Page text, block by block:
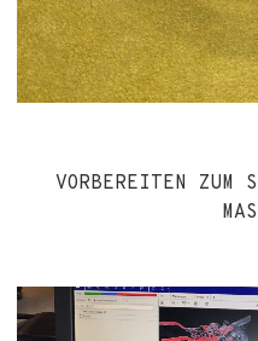
VORBEREITEN ZUM